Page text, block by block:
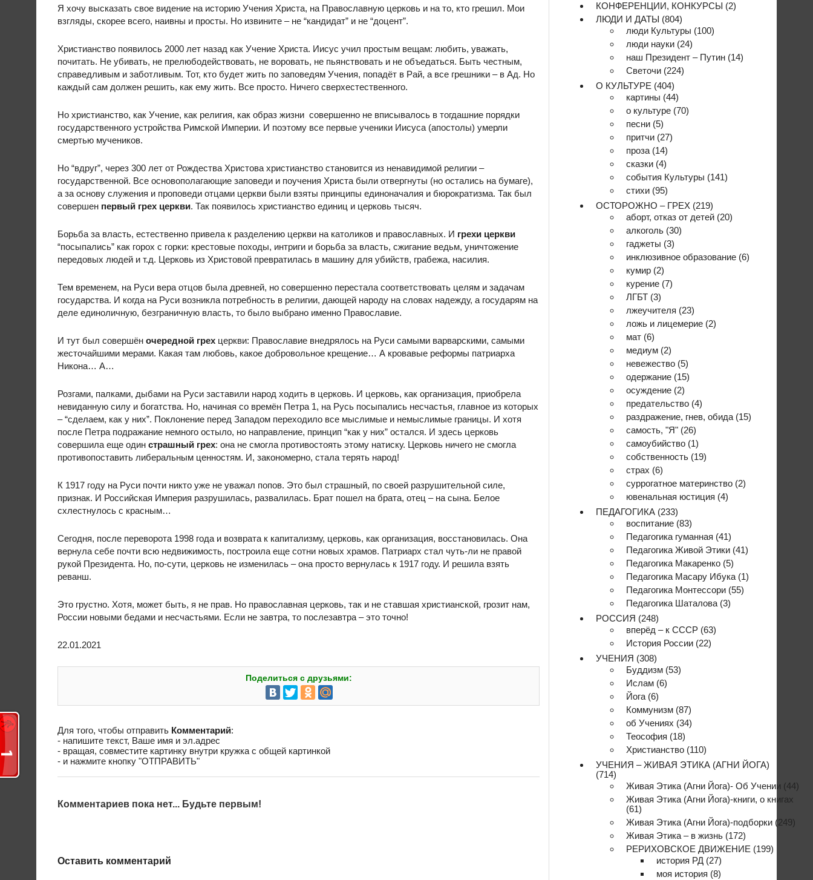
Я хочу высказать свое видение на историю Учения Христа, на Православную церковь и на то, кто грешил. Мои
взгляды, скорее всего, наивны и просты. Но извините – не “кандидат” и не “доцент”.
Христианство появилось 2000 лет назад как Учение Христа. Иисус учил простым вещам: любить, уважать,
почитать. Не убивать, не прелюбодействовать, не воровать, не пьянствовать и не объедаться. Быть честным,
справедливым и заботливым. Тот, кто будет жить по заповедям Учения, попадёт в Рай, а все грешники – в Ад. Но
каждый сам должен решить, как ему жить. Все просто. Ничего сверхестественного.
Но христианство, как Учение, как религия, как образ жизни совершенно не вписывалось в тогдашние порядки
государственного устройства Римской Империи. И поэтому все первые ученики Иисуса (апостолы) умерли
смертью мучеников.
Но “вдруг”, через 300 лет от Рождества Христова христианство становится из ненавидимой религии –
государственной. Все основополагающие заповеди и поучения Христа были отвергнуты (но остались на бумаге),
а за основу служения и проповеди отцами церкви были взяты принципы единоначалия и бюрократизма. Так был
совершен первый грех церкви. Так появилось христианство единиц и церковь тысяч.
Борьба за власть, естественно привела к разделению церкви на католиков и православных. И грехи церкви
“посыпались” как горох с горки: крестовые походы, интриги и борьба за власть, сжигание ведьм, уничтожение
передовых людей и т.д. Церковь из Христовой превратилась в машину для убийств, грабежа, насилия.
Тем временем, на Руси вера отцов была древней, но совершенно перестала соответствовать целям и задачам
государства. И когда на Руси возникла потребность в религии, дающей народу на словах надежду, а государям на
деле единоличную, безграничную власть, то было выбрано именно Православие.
И тут был совершён очередной грех церкви: Православие внедрялось на Руси самыми варварскими, самыми
жесточайшими мерами. Какая там любовь, какое добровольное крещение… А кровавые реформы патриарха
Никона… А…
Розгами, палками, дыбами на Руси заставили народ ходить в церковь. И церковь, как организация, приобрела
невиданную силу и богатства. Но, начиная со времён Петра 1, на Русь посыпались несчастья, главное из которых
– “сделаем, как у них”. Поклонение перед Западом переходило все мыслимые и немыслимые границы. И хотя
после Петра подражание немного остыло, но направление, принцип “как у них” остался. И здесь церковь
совершила еще один страшный грех: она не смогла противостоять этому натиску. Церковь ничего не смогла
противопоставить либеральным ценностям. И, закономерно, стала терять народ!
К 1917 году на Руси почти никто уже не уважал попов. Это был страшный, по своей разрушительной силе,
признак. И Российская Империя разрушилась, развалилась. Брат пошел на брата, отец – на сына. Белое
схлестнулось с красным…
Сегодня, после переворота 1998 года и возврата к капитализму, церковь, как организация, восстановилась. Она
вернула себе почти всю недвижимость, построила еще сотни новых храмов. Патриарх стал чуть-ли не правой
рукой Президента. Но, по-сути, церковь не изменилась – она просто вернулась к 1917 году. И решила взять
реванш.
Это грустно. Хотя, может быть, я не прав. Но православная церковь, так и не ставшая христианской, грозит нам,
России новыми бедами и несчастьями. Если не завтра, то послезавтра – это точно!
22.01.2021
Поделиться с друзьями:
Для того, чтобы отправить Комментарий:
- напишите текст, Ваше имя и эл.адрес
- вращая, совместите картинку внутри кружка с общей картинкой
- и нажмите кнопку "ОТПРАВИТЬ"
Комментариев пока нет... Будьте первым!
Оставить комментарий
КОНФЕРЕНЦИИ, КОНКУРСЫ (2)
ЛЮДИ И ДАТЫ (804)
люди Культуры (100)
люди науки (24)
наш Президент – Путин (14)
Светочи (224)
О КУЛЬТУРЕ (404)
картины (44)
о культуре (70)
песни (5)
притчи (27)
проза (14)
сказки (4)
события Культуры (141)
стихи (95)
ОСТОРОЖНО – ГРЕХ (219)
аборт, отказ от детей (20)
алкоголь (30)
гаджеты (3)
инклюзивное образование (6)
кумир (2)
курение (7)
ЛГБТ (3)
лжеучителя (23)
ложь и лицемерие (2)
мат (6)
медиум (2)
невежество (5)
одержание (15)
осуждение (2)
предательство (4)
раздражение, гнев, обида (15)
самость, "Я" (26)
самоубийство (1)
собственность (19)
страх (6)
суррогатное материнство (2)
ювенальная юстиция (4)
ПЕДАГОГИКА (233)
воспитание (83)
Педагогика гуманная (41)
Педагогика Живой Этики (41)
Педагогика Макаренко (5)
Педагогика Масару Ибука (1)
Педагогика Монтессори (55)
Педагогика Шаталова (3)
РОССИЯ (248)
вперёд – к СССР (63)
История России (22)
УЧЕНИЯ (308)
Буддизм (53)
Ислам (6)
Йога (6)
Коммунизм (87)
об Учениях (34)
Теософия (18)
Христианство (110)
УЧЕНИЯ – ЖИВАЯ ЭТИКА (АГНИ ЙОГА)
(714)
Живая Этика (Агни Йога)- Об Учении (44)
Живая Этика (Агни Йога)-книги, о книгах
(61)
Живая Этика (Агни Йога)-подборки (249)
Живая Этика – в жизнь (172)
РЕРИХОВСКОЕ ДВИЖЕНИЕ (199)
история РД (27)
моя история (8)